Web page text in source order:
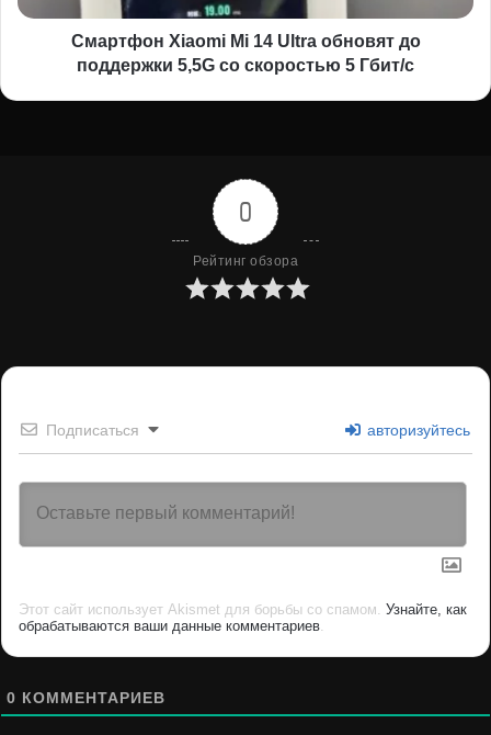
5,5G
скоростью
Смартфон Xiaomi Mi 14 Ultra обновят до
поддержки 5,5G со скоростью 5 Гбит/с
0
Рейтинг обзора
Подписаться авторизуйтесь
Этот сайт использует Akismet для борьбы со спамом. Узнайте, как
обрабатываются ваши данные комментариев
0 КОММЕНТАРИЕВ